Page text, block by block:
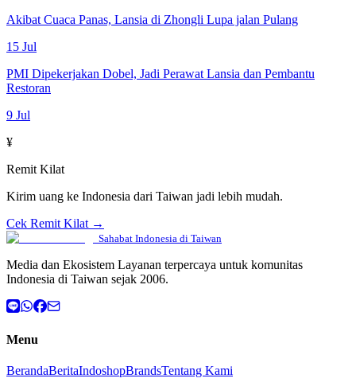
Akibat Cuaca Panas, Lansia di Zhongli Lupa jalan Pulang
15 Jul
PMI Dipekerjakan Dobel, Jadi Perawat Lansia dan Pembantu
Restoran
9 Jul
¥
Remit Kilat
Kirim uang ke Indonesia dari Taiwan jadi lebih mudah.
Cek Remit Kilat →
Sahabat Indonesia di Taiwan
Media dan Ekosistem Layanan terpercaya untuk komunitas
Indonesia di Taiwan sejak 2006.
Menu
BerandaBeritaIndoshopBrandsTentang Kami